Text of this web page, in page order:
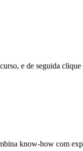
e de seguida
know-how com